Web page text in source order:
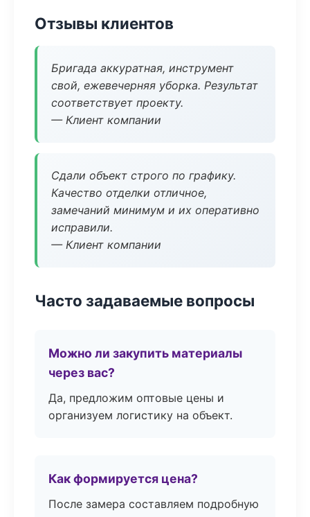
Отзывы клиентов
Бригада аккуратная, инструмент
свой, ежевечерняя уборка. Результат
соответствует проекту.
— Клиент компании
Сдали объект строго по графику.
Качество отделки отличное,
замечаний минимум и их оперативно
исправили.
— Клиент компании
Часто задаваемые вопросы
Можно ли закупить материалы
через вас?
Да, предложим оптовые цены и
организуем логистику на объект.
Как формируется цена?
После замера составляем подробную